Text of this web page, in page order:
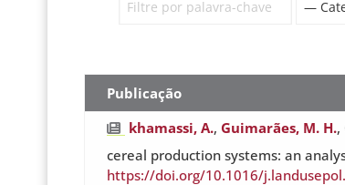
Publicação
khamassi, A., Guimarães, M. H.,
cereal production systems: an
https://doi.org/10.1016/